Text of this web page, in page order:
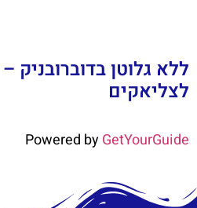
ללא גלוטן בדוברובניק –
לצליאקים
Powered byGetYourGuide